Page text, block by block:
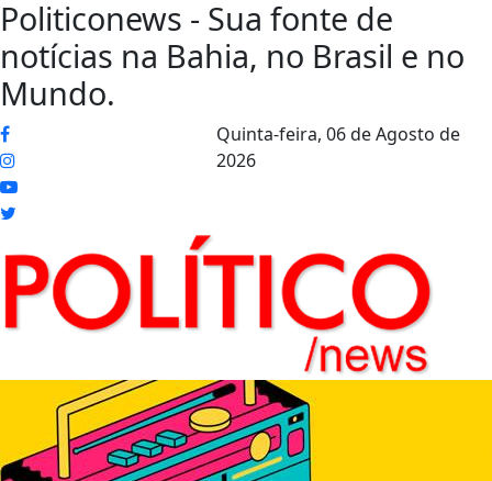
Politiconews - Sua fonte de
notícias na Bahia, no Brasil e no
Mundo.
Quinta-feira, 06 de Agosto de
2026